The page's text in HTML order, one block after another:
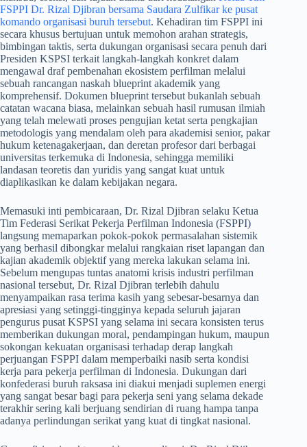
FSPPI Dr. Rizal Djibran bersama Saudara Zulfikar ke pusat
komando organisasi buruh tersebut. Kehadiran tim FSPPI ini
secara khusus bertujuan untuk memohon arahan strategis,
bimbingan taktis, serta dukungan organisasi secara penuh dari
Presiden KSPSI terkait langkah-langkah konkret dalam
mengawal draf pembenahan ekosistem perfilman melalui
sebuah rancangan naskah blueprint akademik yang
komprehensif. Dokumen blueprint tersebut bukanlah sebuah
catatan wacana biasa, melainkan sebuah hasil rumusan ilmiah
yang telah melewati proses pengujian ketat serta pengkajian
metodologis yang mendalam oleh para akademisi senior, pakar
hukum ketenagakerjaan, dan deretan profesor dari berbagai
universitas terkemuka di Indonesia, sehingga memiliki
landasan teoretis dan yuridis yang sangat kuat untuk
diaplikasikan ke dalam kebijakan negara.
​Memasuki inti pembicaraan, Dr. Rizal Djibran selaku Ketua
Tim Federasi Serikat Pekerja Perfilman Indonesia (FSPPI)
langsung memaparkan pokok-pokok permasalahan sistemik
yang berhasil dibongkar melalui rangkaian riset lapangan dan
kajian akademik objektif yang mereka lakukan selama ini.
Sebelum mengupas tuntas anatomi krisis industri perfilman
nasional tersebut, Dr. Rizal Djibran terlebih dahulu
menyampaikan rasa terima kasih yang sebesar-besarnya dan
apresiasi yang setinggi-tingginya kepada seluruh jajaran
pengurus pusat KSPSI yang selama ini secara konsisten terus
memberikan dukungan moral, pendampingan hukum, maupun
sokongan kekuatan organisasi terhadap derap langkah
perjuangan FSPPI dalam memperbaiki nasib serta kondisi
kerja para pekerja perfilman di Indonesia. Dukungan dari
konfederasi buruh raksasa ini diakui menjadi suplemen energi
yang sangat besar bagi para pekerja seni yang selama dekade
terakhir sering kali berjuang sendirian di ruang hampa tanpa
adanya perlindungan serikat yang kuat di tingkat nasional.